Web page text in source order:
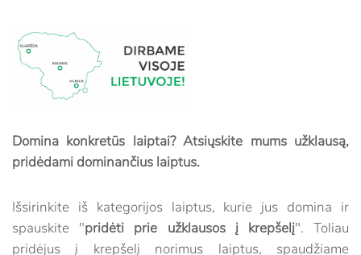
Domina konkretūs laiptai? Atsiųskite mums užklausą,
pridėdami dominančius laiptus.
Išsirinkite iš kategorijos laiptus, kurie jus domina ir
spauskite "pridėti prie užklausos į krepšelį". Toliau
pridėjus į krepšelį norimus laiptus, spaudžiame